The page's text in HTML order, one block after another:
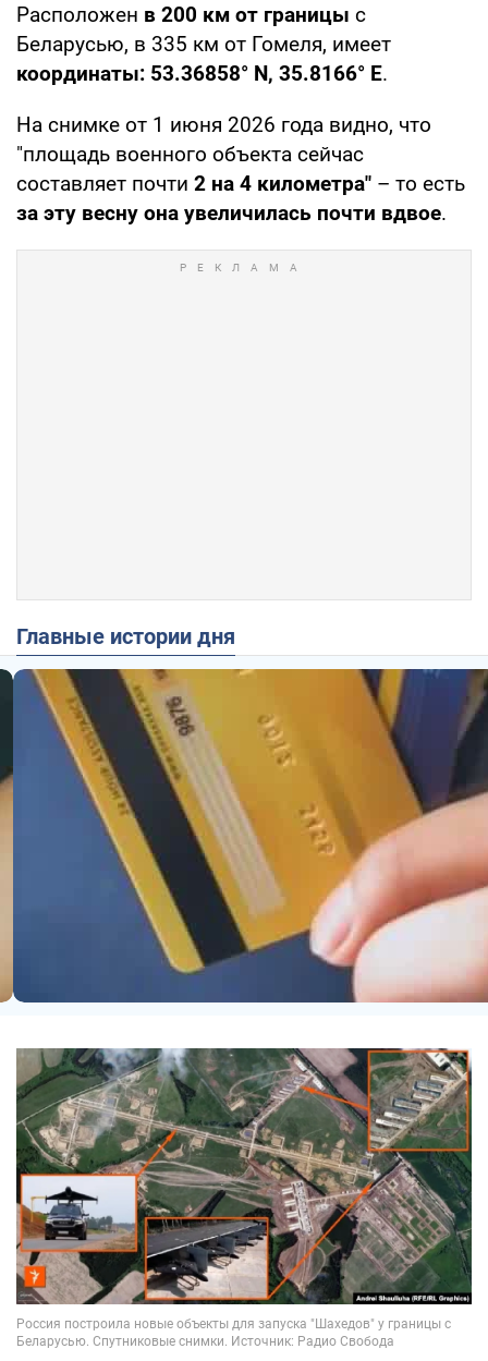
Расположен в 200 км от границы с
Беларусью, в 335 км от Гомеля, имеет
координаты: 53.36858° N, 35.8166° E.
На снимке от 1 июня 2026 года видно, что
"площадь военного объекта сейчас
составляет почти 2 на 4 километра" – то есть
за эту весну она увеличилась почти вдвое.
Главные истории дня